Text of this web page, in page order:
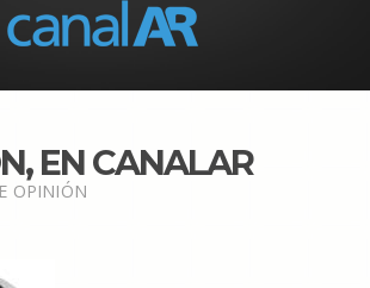
EN CANALAR
OPINIÓN